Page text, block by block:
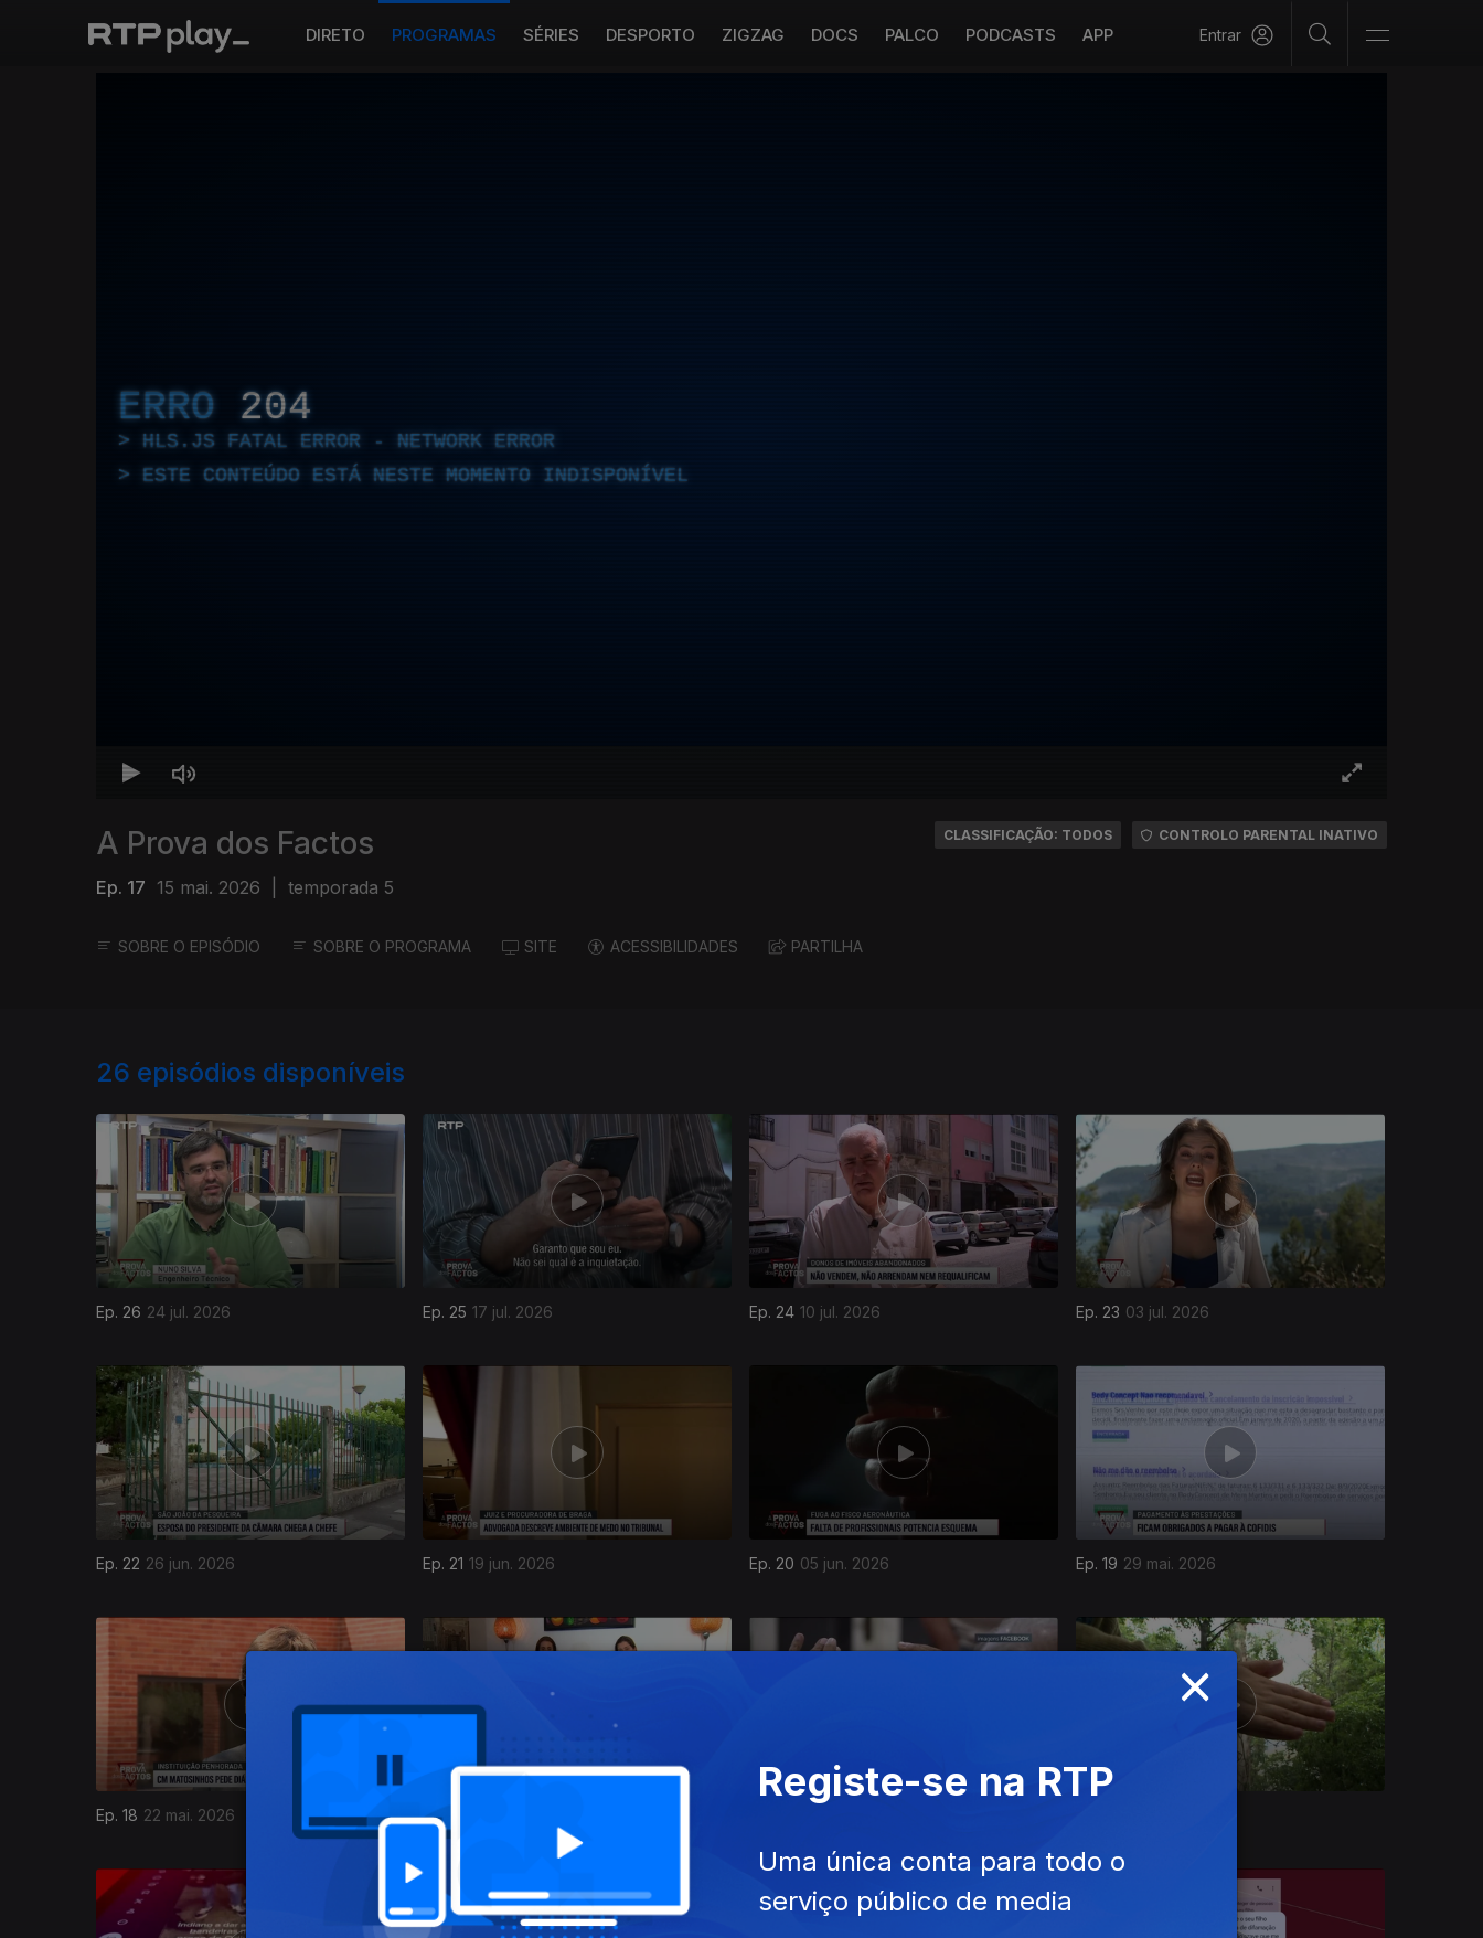
DIRETO PROGRAMAS SÉRIES DESPORTO ZIGZAG DOCS PALCO PODCASTS APP Entrar
ERRO 204
HLS.JS FATAL ERROR - NETWORK ERROR
ESTE CONTEÚDO ESTÁ NESTE MOMENTO INDISPONÍVEL
A Prova dos Factos
Ep. 17 15 mai. 2026 temporada 5
CLASSIFICAÇÃO: TODOS CONTROLO PARENTAL INATIVO
SOBRE O EPISÓDIO SOBRE O PROGRAMA SITE ACESSIBILIDADES PARTILHA
26 episódios disponíveis
Ep. 26 24 jul. 2026 Ep. 25 17 jul. 2026 Ep. 24 10 jul. 2026 Ep. 23 03 jul. 2026
Ep. 22 26 jun. 2026 Ep. 21 19 jun. 2026 Ep. 20 05 jun. 2026 Ep. 19 29 mai. 2026
Ep. 18 22 mai. 2026 Ep. 17
926338
×
Registe-se na RTP
Uma única conta para todo o
serviço público de media